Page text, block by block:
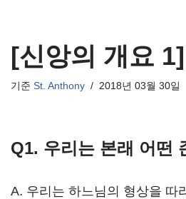
뛰
기
[신앙의 개요
기준 St. Anthony 2018년 03월 30일
Q1. 우리는 본래 어떤
A. 우리는 하느님의 형상을 따